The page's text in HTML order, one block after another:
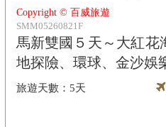
Copyright © 百威旅遊
SMM05260821F
馬新雙國５天～大紅
地探險、環球、金沙娛
5天